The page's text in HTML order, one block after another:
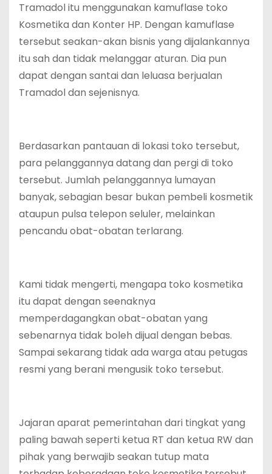
Tramadol itu menggunakan kamuflase toko
Kosmetika dan Konter HP. Dengan kamuflase
tersebut seakan-akan bisnis yang dijalankannya
itu sah dan tidak melanggar aturan. Dia pun
dapat dengan santai dan leluasa berjualan
Tramadol dan sejenisnya.
Berdasarkan pantauan di lokasi toko tersebut,
para pelanggannya datang dan pergi di toko
tersebut. Jumlah pelanggannya lumayan
banyak, sebagian besar bukan pembeli kosmetik
ataupun pulsa telepon seluler, melainkan
pencandu obat-obatan terlarang.
Kami tidak mengerti, mengapa toko kosmetika
itu dapat dengan seenaknya
memperdagangkan obat-obatan yang
sebenarnya tidak boleh dijual dengan bebas.
Sampai sekarang tidak ada warga atau petugas
resmi yang berani mengusik toko tersebut.
Jajaran aparat pemerintahan dari tingkat yang
paling bawah seperti ketua RT dan ketua RW dan
pihak yang berwajib seakan tutup mata